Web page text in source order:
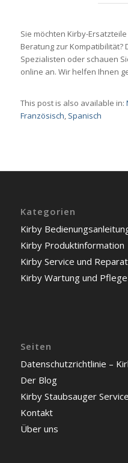
Sie möchten Kirby-
Beratung zur
Spezialisten oder schauen
online an. Wir helfen Ihnen
This post is also available in:
Französisch Spanisch
Kategorien
Kirby
Kirby Produktinformation
Kirby Service und
Kirby Wartung und Pflege
Seiten
Datenschutzrichtlinie –
Der Blog
Kirby Staubsauger Service
Kontakt
Über uns